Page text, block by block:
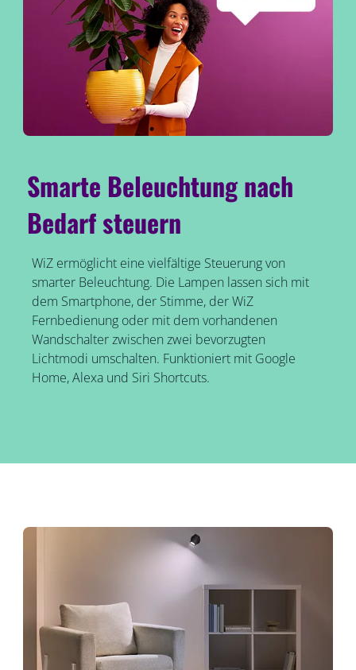
Smarte Beleuchtung nach
Bedarf steuern
WiZ ermöglicht eine vielfältige Steuerung von
smarter Beleuchtung. Die Lampen lassen sich mit
dem Smartphone, der Stimme, der WiZ
Fernbedienung oder mit dem vorhandenen
Wandschalter zwischen zwei bevorzugten
Lichtmodi umschalten. Funktioniert mit Google
Home, Alexa und Siri Shortcuts.